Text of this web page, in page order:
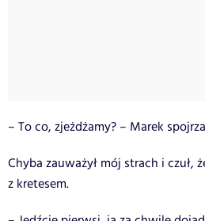
– To co, zjeżdżamy? – Marek
Chyba zauważył mój strach i czuł,
z kretesem.